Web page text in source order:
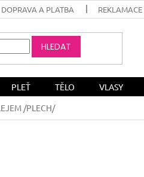
DOPRAVA A PLATBA REKLAMACE
HLEDAT
PLEŤ TĚLO VLASY
/PLECH/